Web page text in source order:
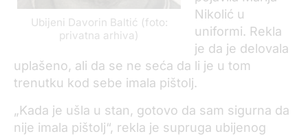
Ubijeni Davorin Baltić (foto:
privatna arhiva)
Nikolić u
uniformi. Rekla
je da je delovala
uplašeno, ali da se ne seća da li je u tom
trenutku kod sebe imala pištolj.
„Kada je ušla u stan, gotovo da sam sigurna da
nije imala pištolj“, rekla je supruga ubijenog